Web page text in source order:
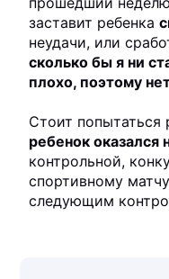
заставит ребенка
неудачи, или
сколько бы я ни
плохо, поэтому
Стоит попытаться
ребенок оказался
контрольной,
спортивному
следующим